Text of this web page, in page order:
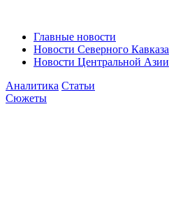
Главные новости
Новости Северного Кавказа
Новости Центральной Азии
Аналитика Статьи
Сюжеты